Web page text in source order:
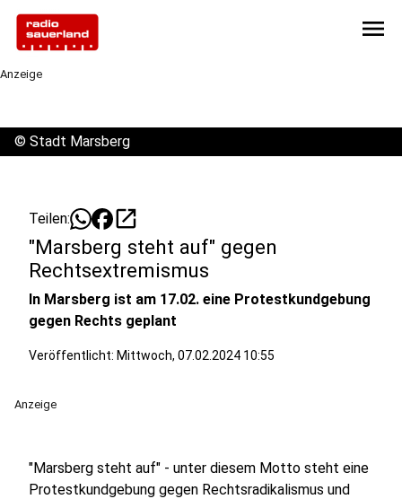
menu
Anzeige
© Stadt Marsberg
Teilen: open_in_new
"Marsberg steht auf" gegen
Rechtsextremismus
In Marsberg ist am 17.02. eine Protestkundgebung
gegen Rechts geplant
Veröffentlicht: Mittwoch, 07.02.2024 10:55
Anzeige
"Marsberg steht auf" - unter diesem Motto steht eine
Protestkundgebung gegen Rechtsradikalismus und